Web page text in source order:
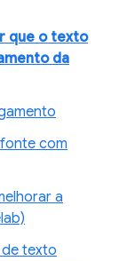
que o texto
da
com
a
de texto